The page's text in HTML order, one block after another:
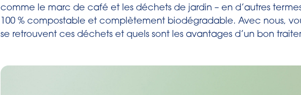
comme le marc de café et les déchets de jardin – en d’autres
100 % compostable et complètement biodégradable. Avec nous,
se retrouvent ces déchets et quels sont les avantages d’un bon